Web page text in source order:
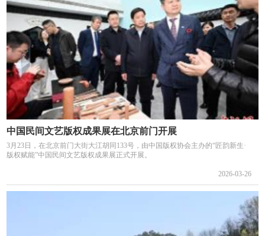
中国民间文艺版权成果展在北京前门开展
3月23日，在北京前门大街大江胡同133号，由中国版权协会主办的“匠韵新生·
版权赋能”中国民间文艺版权成果展正式开展。
2026-03-26